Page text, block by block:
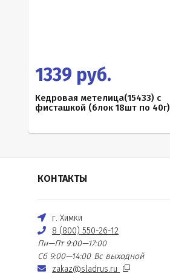
1339 руб.
Кедровая метелица(15433) с
фисташкой (блок 18шт по 40г)
КОНТАКТЫ
г. Химки
8 (800) 550-26-12
Пн—Пт 9:00—17:00
Сб 9:00—14:00 Вс выходной
zakaz@sladrus.ru